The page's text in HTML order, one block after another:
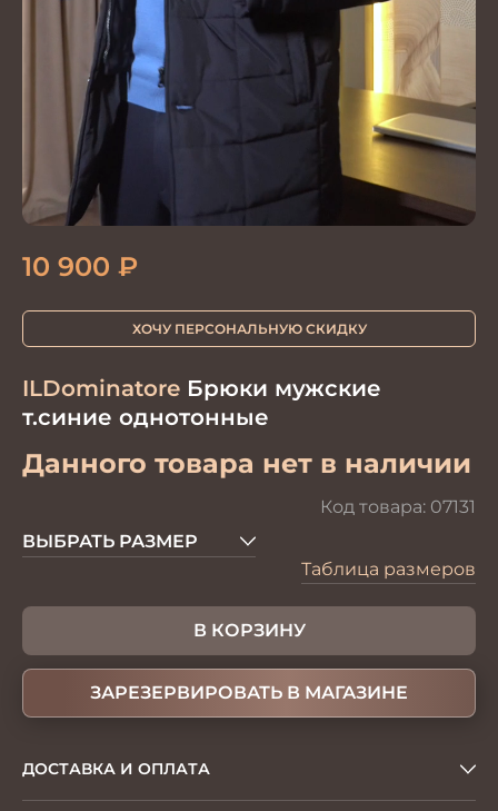
ILDominatore Брюки мужские
т.синие однотонные
Данного товара нет в наличии
Код товара: 07131
10 900 ₽
ХОЧУ ПЕРСОНАЛЬНУЮ СКИДКУ
ВЫБРАТЬ РАЗМЕР
Таблица размеров
В КОРЗИНУ
ЗАРЕЗЕРВИРОВАТЬ В МАГАЗИНЕ
ДОСТАВКА И ОПЛАТА